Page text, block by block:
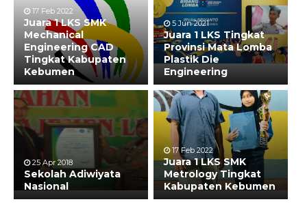
17 Feb 2022
Juara 1 LKS SMK
Mechanical
Engineering CAD
Tingkat Kabupaten
Kebumen
5 Jun 2021
Juara 1 LKS Tingkat
Provinsi Mata Lomba
Plastik Die
Engineering
25 Apr 2018
Sekolah Adiwiyata
Nasional
17 Feb 2022
Juara 1 LKS SMK
Metrology Tingkat
Kabupaten Kebumen